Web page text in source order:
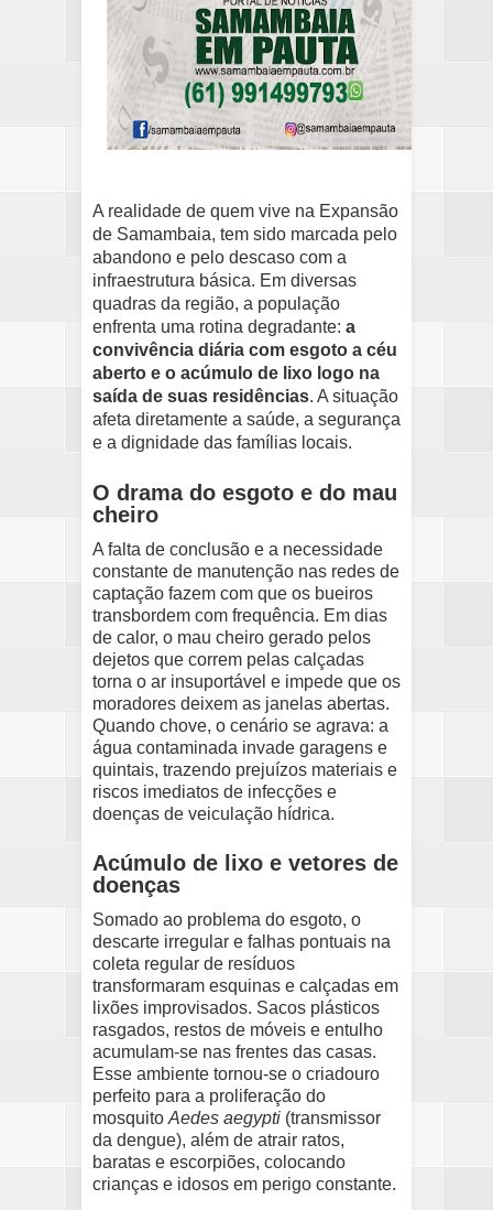
A realidade de quem vive na Expansão
de Samambaia, tem sido marcada pelo
abandono e pelo descaso com a
infraestrutura básica. Em diversas
quadras da região, a população
enfrenta uma rotina degradante: a
convivência diária com esgoto a céu
aberto e o acúmulo de lixo logo na
saída de suas residências. A situação
afeta diretamente a saúde, a segurança
e a dignidade das famílias locais.
O drama do esgoto e do mau
cheiro
A falta de conclusão e a necessidade
constante de manutenção nas redes de
captação fazem com que os bueiros
transbordem com frequência. Em dias
de calor, o mau cheiro gerado pelos
dejetos que correm pelas calçadas
torna o ar insuportável e impede que os
moradores deixem as janelas abertas.
Quando chove, o cenário se agrava: a
água contaminada invade garagens e
quintais, trazendo prejuízos materiais e
riscos imediatos de infecções e
doenças de veiculação hídrica.
Acúmulo de lixo e vetores de
doenças
Somado ao problema do esgoto, o
descarte irregular e falhas pontuais na
coleta regular de resíduos
transformaram esquinas e calçadas em
lixões improvisados. Sacos plásticos
rasgados, restos de móveis e entulho
acumulam-se nas frentes das casas.
Esse ambiente tornou-se o criadouro
perfeito para a proliferação do
mosquito Aedes aegypti (transmissor
da dengue), além de atrair ratos,
baratas e escorpiões, colocando
crianças e idosos em perigo constante.